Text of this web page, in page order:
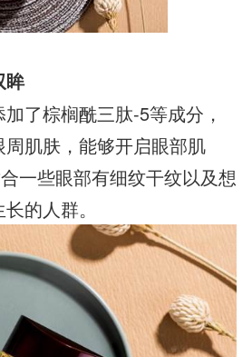
眸
了棕榈酰三肽-5等成分，
肌肤，能够开启眼部肌
一些眼部有细纹干纹以及想
的人群。